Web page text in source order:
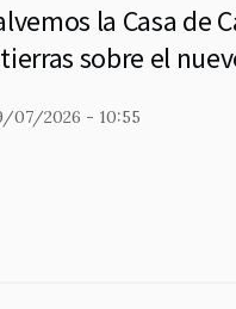
la Casa de
sobre el
07/2026 - 10:55